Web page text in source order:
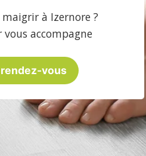
à Izernore ?
vous accompagne
vous